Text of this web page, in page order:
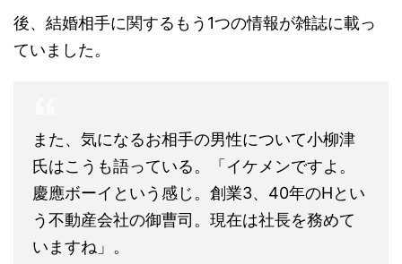
後、結婚相手に関するもう1つの情報が雑誌に載っ
ていました。
また、気になるお相手の男性について小柳津
氏はこうも語っている。「イケメンですよ。
慶應ボーイという感じ。創業3、40年のHとい
う不動産会社の御曹司。現在は社長を務めて
いますね」。